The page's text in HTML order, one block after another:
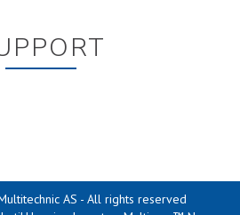
AS - All rights reserved